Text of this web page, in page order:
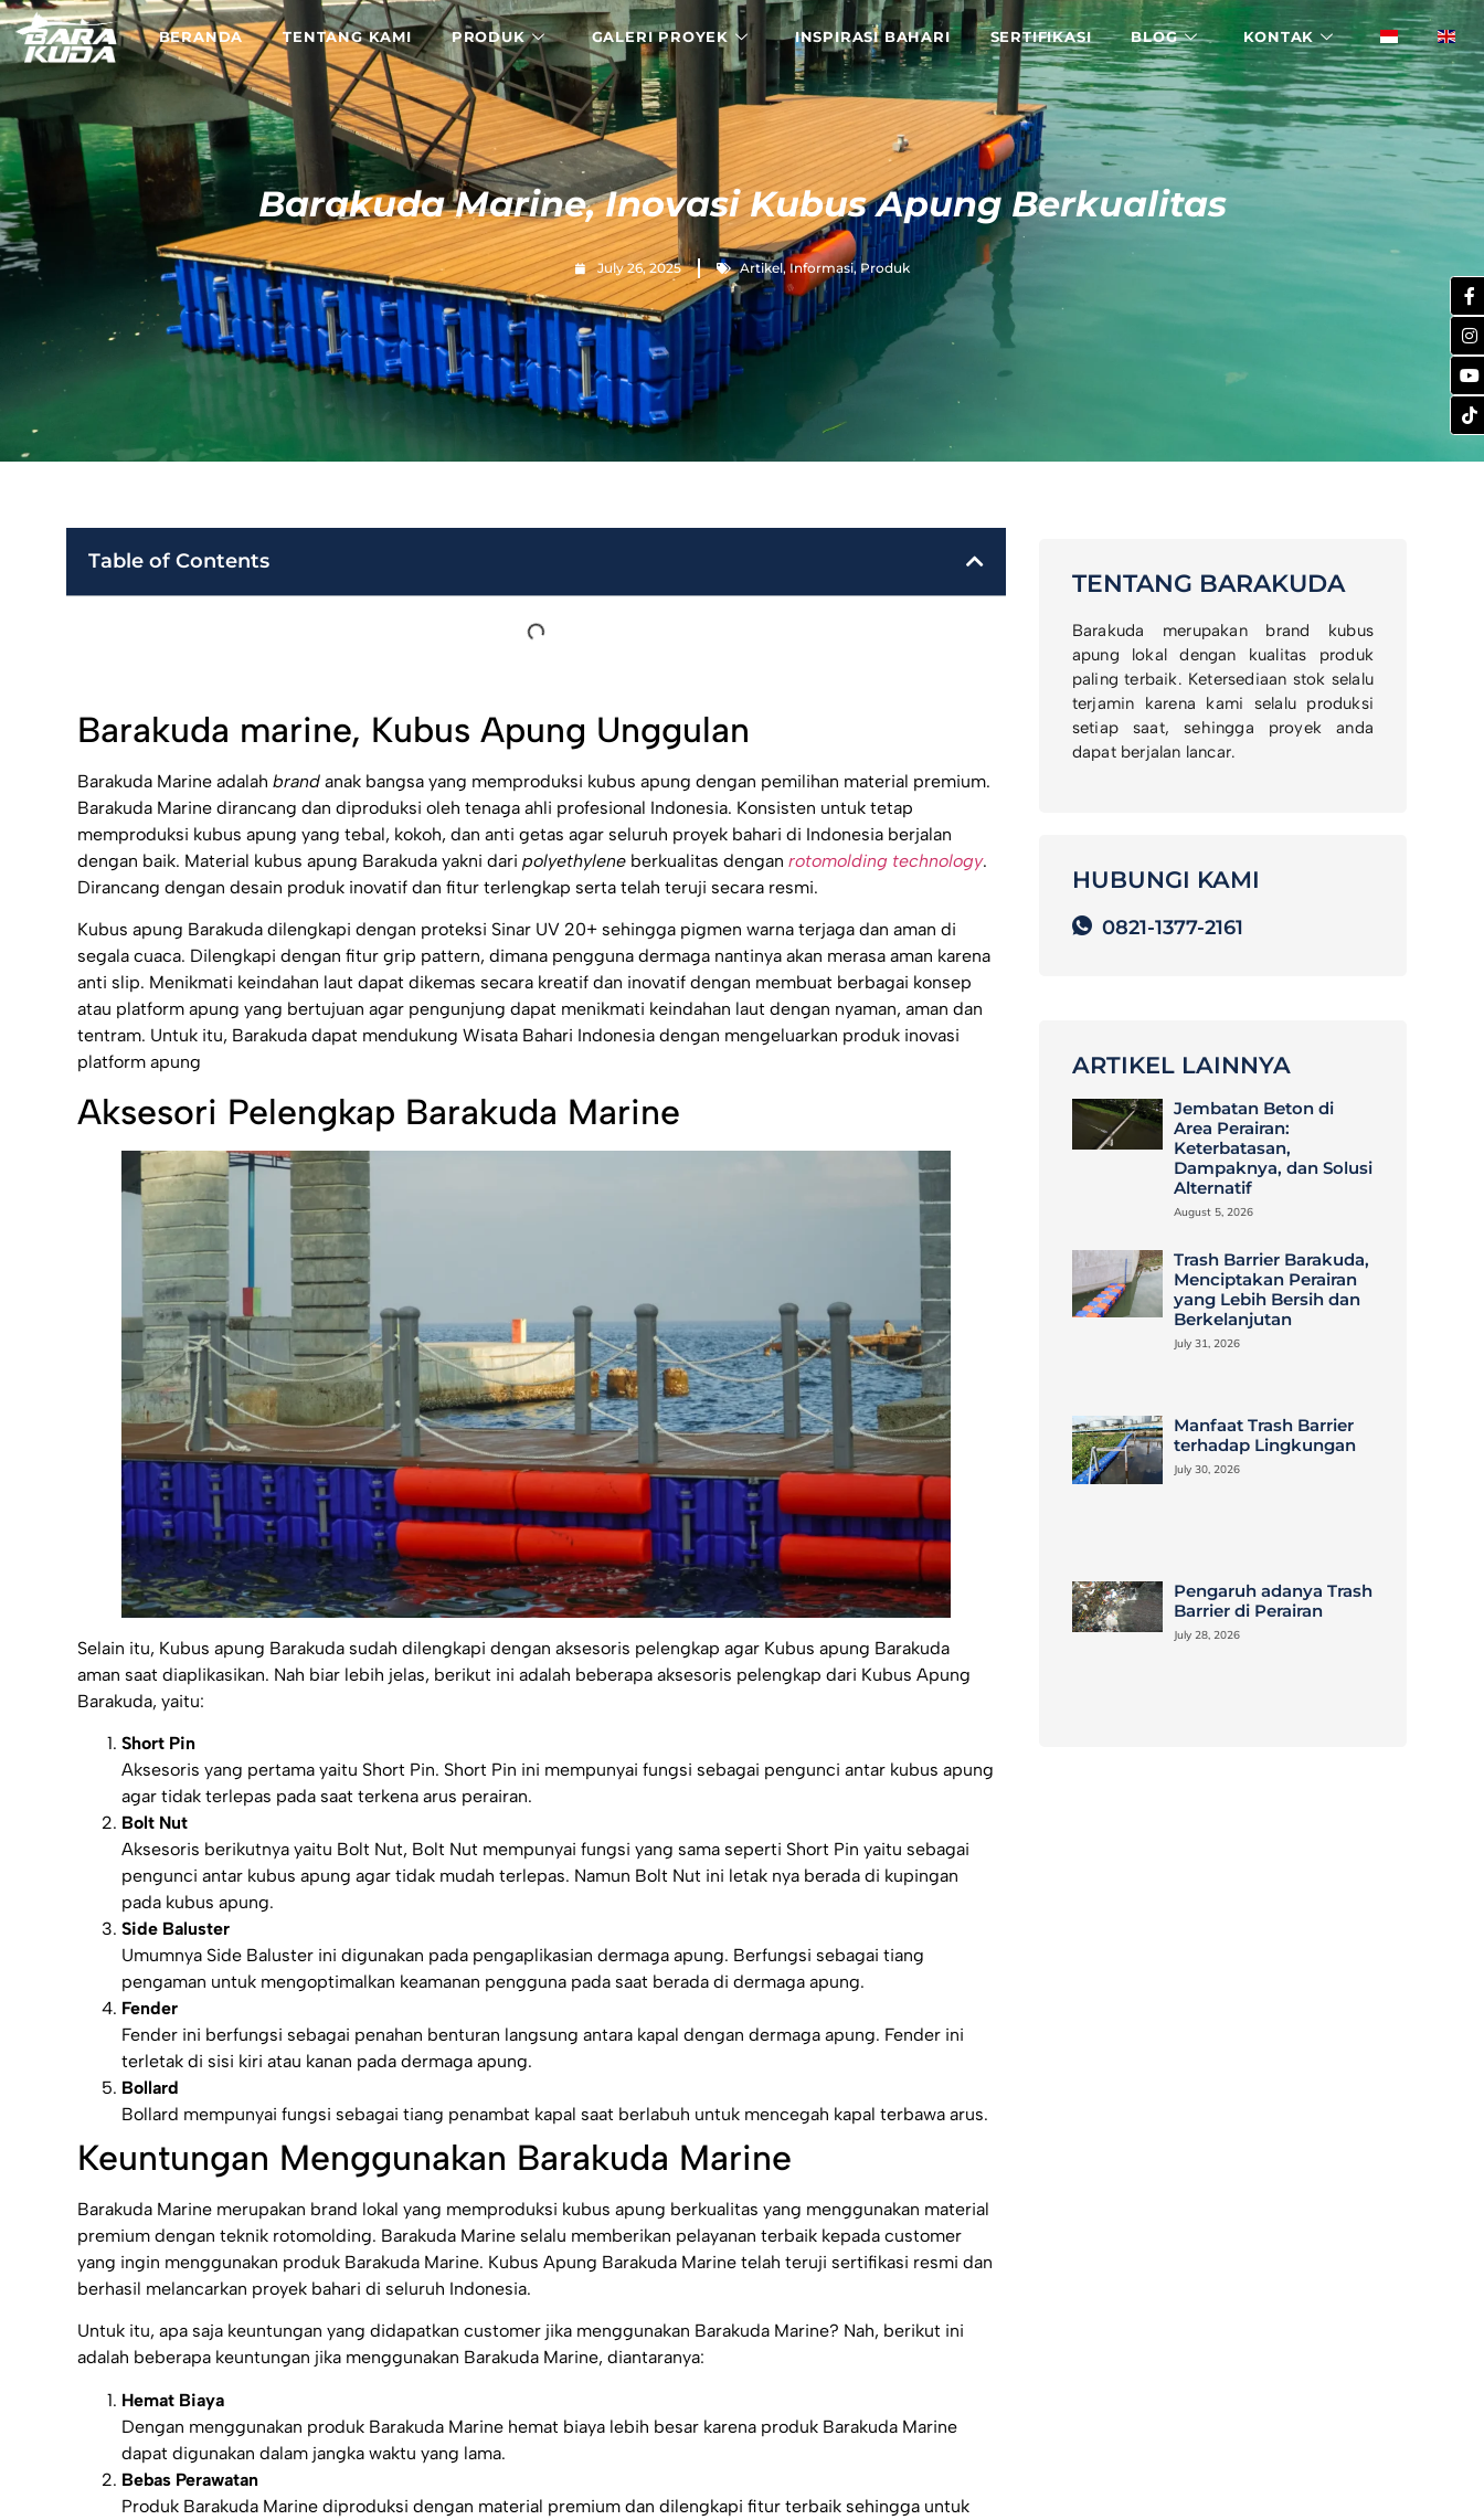
BERANDA TENTANG KAMI PRODUK GALERI PROYEK INSPIRASI BAHARI SERTIFIKASI BLOG KONTAK
Barakuda Marine, Inovasi Kubus Apung Berkualitas
July 26, 2025 Artikel, Informasi, Produk
Table of Contents
Barakuda marine, Kubus Apung Unggulan
Barakuda Marine adalah brand anak bangsa yang memproduksi kubus apung dengan pemilihan material premium.
Barakuda Marine dirancang dan diproduksi oleh tenaga ahli profesional Indonesia. Konsisten untuk tetap
memproduksi kubus apung yang tebal, kokoh, dan anti getas agar seluruh proyek bahari di Indonesia berjalan
dengan baik. Material kubus apung Barakuda yakni dari polyethylene berkualitas dengan rotomolding technology.
Dirancang dengan desain produk inovatif dan fitur terlengkap serta telah teruji secara resmi.
Kubus apung Barakuda dilengkapi dengan proteksi Sinar UV 20+ sehingga pigmen warna terjaga dan aman di
segala cuaca. Dilengkapi dengan fitur grip pattern, dimana pengguna dermaga nantinya akan merasa aman karena
anti slip. Menikmati keindahan laut dapat dikemas secara kreatif dan inovatif dengan membuat berbagai konsep
atau platform apung yang bertujuan agar pengunjung dapat menikmati keindahan laut dengan nyaman, aman dan
tentram. Untuk itu, Barakuda dapat mendukung Wisata Bahari Indonesia dengan mengeluarkan produk inovasi
platform apung
Aksesori Pelengkap Barakuda Marine
Selain itu, Kubus apung Barakuda sudah dilengkapi dengan aksesoris pelengkap agar Kubus apung Barakuda
aman saat diaplikasikan. Nah biar lebih jelas, berikut ini adalah beberapa aksesoris pelengkap dari Kubus Apung
Barakuda, yaitu:
Short Pin
Aksesoris yang pertama yaitu Short Pin. Short Pin ini mempunyai fungsi sebagai pengunci antar kubus apung
agar tidak terlepas pada saat terkena arus perairan.
Bolt Nut
Aksesoris berikutnya yaitu Bolt Nut, Bolt Nut mempunyai fungsi yang sama seperti Short Pin yaitu sebagai
pengunci antar kubus apung agar tidak mudah terlepas. Namun Bolt Nut ini letak nya berada di kupingan
pada kubus apung.
Side Baluster
Umumnya Side Baluster ini digunakan pada pengaplikasian dermaga apung. Berfungsi sebagai tiang
pengaman untuk mengoptimalkan keamanan pengguna pada saat berada di dermaga apung.
Fender
Fender ini berfungsi sebagai penahan benturan langsung antara kapal dengan dermaga apung. Fender ini
terletak di sisi kiri atau kanan pada dermaga apung.
Bollard
Bollard mempunyai fungsi sebagai tiang penambat kapal saat berlabuh untuk mencegah kapal terbawa arus.
Keuntungan Menggunakan Barakuda Marine
Barakuda Marine merupakan brand lokal yang memproduksi kubus apung berkualitas yang menggunakan material
premium dengan teknik rotomolding. Barakuda Marine selalu memberikan pelayanan terbaik kepada customer
yang ingin menggunakan produk Barakuda Marine. Kubus Apung Barakuda Marine telah teruji sertifikasi resmi dan
berhasil melancarkan proyek bahari di seluruh Indonesia.
Untuk itu, apa saja keuntungan yang didapatkan customer jika menggunakan Barakuda Marine? Nah, berikut ini
adalah beberapa keuntungan jika menggunakan Barakuda Marine, diantaranya:
Hemat Biaya
Dengan menggunakan produk Barakuda Marine hemat biaya lebih besar karena produk Barakuda Marine
dapat digunakan dalam jangka waktu yang lama.
Bebas Perawatan
Produk Barakuda Marine diproduksi dengan material premium dan dilengkapi fitur terbaik sehingga untuk
TENTANG BARAKUDA
Barakuda merupakan brand kubus
apung lokal dengan kualitas produk
paling terbaik. Ketersediaan stok selalu
terjamin karena kami selalu produksi
setiap saat, sehingga proyek anda
dapat berjalan lancar.
HUBUNGI KAMI
0821-1377-2161
ARTIKEL LAINNYA
Jembatan Beton di
Area Perairan:
Keterbatasan,
Dampaknya, dan Solusi
Alternatif
August 5, 2026
Trash Barrier Barakuda,
Menciptakan Perairan
yang Lebih Bersih dan
Berkelanjutan
July 31, 2026
Manfaat Trash Barrier
terhadap Lingkungan
July 30, 2026
Pengaruh adanya Trash
Barrier di Perairan
July 28, 2026